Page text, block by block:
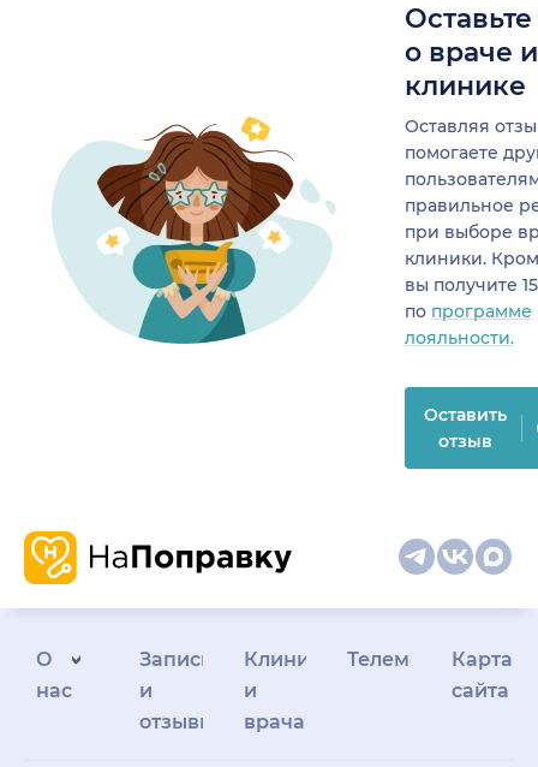
о враче
клинике
Оставляя
помогаете
правильное
при выборе
клиники.
вы получите
по программе
лояльности.
Оставить
отзыв
О
нас
Запись
и
отзывы
Клиникам
и
врачам
Телемедицина
Карта
сайта